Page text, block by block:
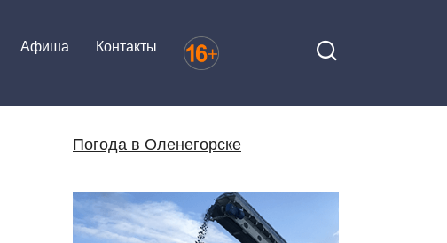
Афиша Контакты
Погода в Оленегорске